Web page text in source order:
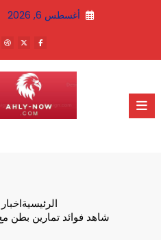
أغسطس 6, 2026
الرئيسية
شاهد فوائد تمارين